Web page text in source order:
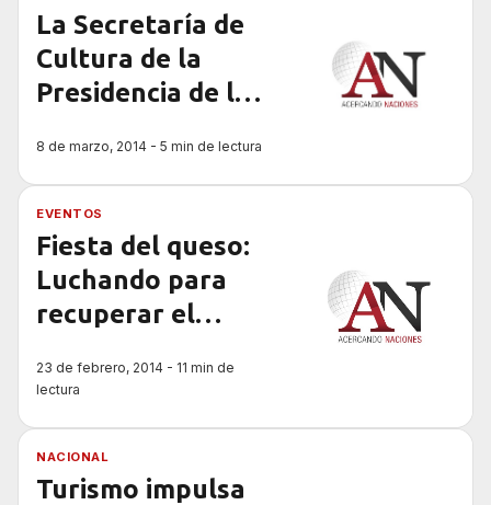
La Secretaría de
Cultura de la
Presidencia de la
Fiesta del Telar
8 de marzo, 2014 - 5 min de lectura
EVENTOS
Fiesta del queso:
Luchando para
recuperar el
23 de febrero, 2014 - 11 min de
lectura
NACIONAL
Turismo impulsa